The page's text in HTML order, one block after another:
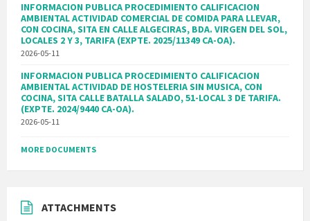
INFORMACION PUBLICA PROCEDIMIENTO CALIFICACION
AMBIENTAL ACTIVIDAD COMERCIAL DE COMIDA PARA LLEVAR,
CON COCINA, SITA EN CALLE ALGECIRAS, BDA. VIRGEN DEL SOL,
LOCALES 2 Y 3, TARIFA (EXPTE. 2025/11349 CA-OA).
2026-05-11
INFORMACION PUBLICA PROCEDIMIENTO CALIFICACION
AMBIENTAL ACTIVIDAD DE HOSTELERIA SIN MUSICA, CON
COCINA, SITA CALLE BATALLA SALADO, 51-LOCAL 3 DE TARIFA.
(EXPTE. 2024/9440 CA-OA).
2026-05-11
MORE DOCUMENTS
ATTACHMENTS